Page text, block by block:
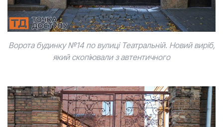
Ворота будинку №14 по вулиці Театральній. Новий виріб,
який скопіювали з автентичного